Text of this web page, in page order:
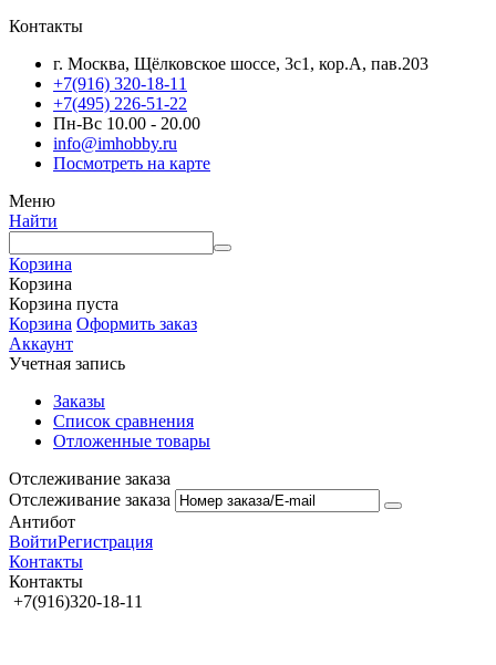
Контакты
г. Москва, Щёлковское шоссе, 3с1, кор.А, пав.203
+7(916) 320-18-11
+7(495) 226-51-22
Пн-Вс 10.00 - 20.00
info@imhobby.ru
Посмотреть на карте
Меню
Найти
Корзина
Корзина
Корзина пуста
Корзина Оформить заказ
Аккаунт
Учетная запись
Заказы
Список сравнения
Отложенные товары
Отслеживание заказа
Отслеживание заказа
Антибот
ВойтиРегистрация
Контакты
Контакты
+7(916)320-18-11